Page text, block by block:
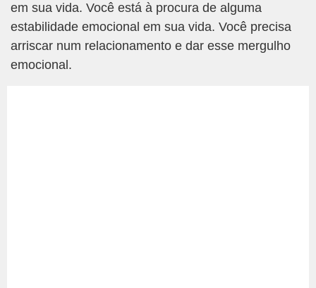
em sua vida. Você está à procura de alguma
estabilidade emocional em sua vida. Você precisa
arriscar num relacionamento e dar esse mergulho
emocional.